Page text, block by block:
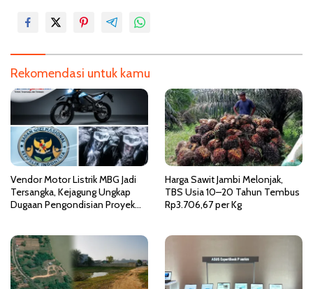
a
i
p
o
s
Rekomendasi untuk kamu
Vendor Motor Listrik MBG Jadi
Tersangka, Kejagung Ungkap
Dugaan Pengondisian Proyek
Harga Sawit Jambi Melonjak,
TBS Usia 10–20 Tahun Tembus
Rp3.706,67 per Kg